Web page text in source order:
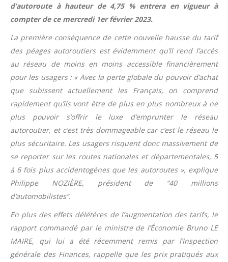
d’autoroute à hauteur de 4,75 % entrera en vigueur à
compter de ce mercredi 1er février 2023.
La première conséquence de cette nouvelle hausse du tarif
des péages autoroutiers est évidemment qu’il rend l’accès
au réseau de moins en moins accessible financièrement
pour les usagers : « Avec la perte globale du pouvoir d’achat
que subissent actuellement les Français, on comprend
rapidement qu’ils vont être de plus en plus nombreux à ne
plus pouvoir s’offrir le luxe d’emprunter le réseau
autoroutier, et c’est très dommageable car c’est le réseau le
plus sécuritaire. Les usagers risquent donc massivement de
se reporter sur les routes nationales et départementales, 5
à 6 fois plus accidentogènes que les autoroutes », explique
Philippe NOZIÈRE, président de “40 millions
d’automobilistes“.
En plus des effets délétères de l’augmentation des tarifs, le
rapport commandé par le ministre de l’Économie Bruno LE
MAIRE, qui lui a été récemment remis par l’Inspection
générale des Finances, rappelle que les prix pratiqués aux